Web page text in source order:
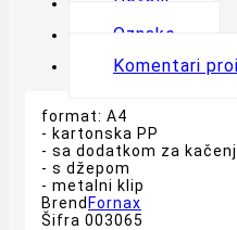
Oznake
Komentari
format: A4
- kartonska PP
- sa dodatkom za
- s džepom
- metalni klip
Brend Fornax
Šifra 003065